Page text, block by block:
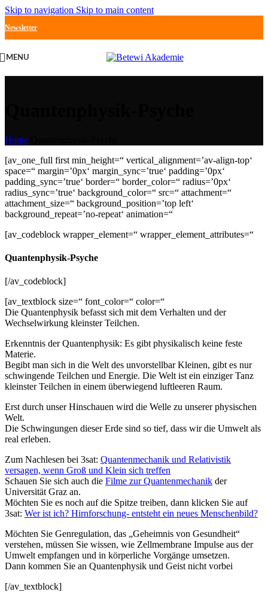
Skip to navigation Skip to main content
Newsletter
MENU
Home
[av_one_full first min_height=“ vertical_alignment=’av-align-top‘
space=“ margin=’0px‘ margin_sync=’true‘ padding=’0px‘
padding_sync=’true‘ border=“ border_color=“ radius=’0px‘
radius_sync=’true‘ background_color=“ src=“ attachment=“
attachment_size=“ background_position=’top left‘
background_repeat=’no-repeat‘ animation=“
[av_codeblock wrapper_element=“ wrapper_element_attributes=“
Quantenphysik-Psyche
[/av_codeblock]
[av_textblock size=“ font_color=“ color=“
Die Quantenphysik befasst sich mit dem Verhalten und der
Wechselwirkung kleinster Teilchen.
Erkenntnis der Quantenphysik: Es gibt physikalisch keine feste
Materie.
Begibt man sich in die Welt des unvorstellbar Kleinen, gibt es nur
schwingende Teilchen und Energie. Die Welt ist ein einziger Tanz
kleinster Teilchen in einem überwiegend luftleeren Raum.
Erst durch unser Hinschauen wird die Welle zu unserer physischen
Welt.
Die Schwingungen dieser Erde sind so tief, dass wir die Umwelt als
real erleben.
Zum Nachlesen bei 3sat: Quantenmechanik und Relativistik
versagen, wenn Groß und Klein sich treffen
Schauen Sie sich auch die Filme zur Quantenmechanik der
Universität Graz an.
Möchten Sie es noch auf die Spitze treiben, dann klicken Sie auf
3sat: Wer ist ich? Hirnforschung- entsteht ein neues Menschenbild?
Möchten Sie Genregulation, das „Geheimnis von Gesundheit“
verstehen, müssen Sie wissen, wie Zellmembrane Impulse aus der
Umwelt empfangen und in körperliche Vorgänge umsetzen.
Dann kommen Sie an Quantenphysik und Geist nicht vorbei
[/av_textblock]